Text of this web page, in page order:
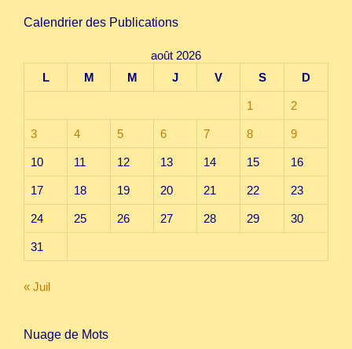
Calendrier des Publications
août 2026
L
M M J V S D
1 2
3 4 5 6 7 8 9
10 11 12 13 14 15 16
17 18 19 20 21 22 23
24 25 26 27 28 29 30
31
« Juil
Nuage de Mots